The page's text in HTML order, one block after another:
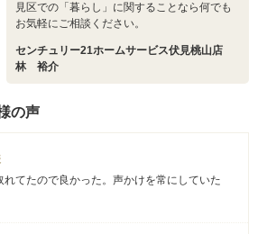
見区での「暮らし」に関することなら何でも
お気軽にご相談ください。
センチュリー21ホームサービス伏見桃山店
林 裕介
の声
れてたので良かった。声かけを常にしていた